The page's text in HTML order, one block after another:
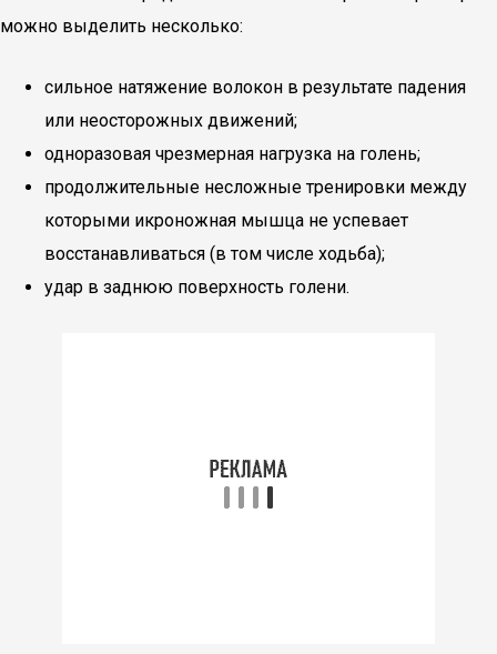
можно выделить несколько:
сильное натяжение волокон в результате падения
или неосторожных движений;
одноразовая чрезмерная нагрузка на голень;
продолжительные несложные тренировки между
которыми икроножная мышца не успевает
восстанавливаться (в том числе ходьба);
удар в заднюю поверхность голени.